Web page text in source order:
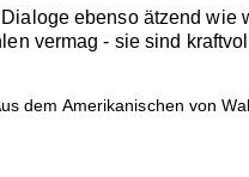
ebenso ätzend wie
vermag - sie sind
dem Amerikanischen von